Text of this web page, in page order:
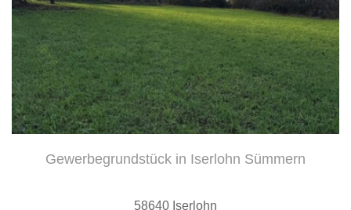
Gewerbegrundstück in Iserlohn Sümmern
58640 Iserlohn